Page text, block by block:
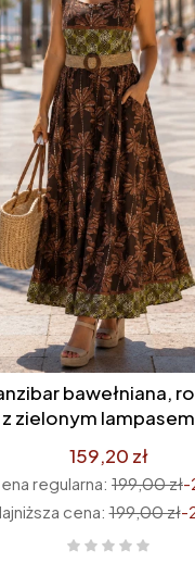
bawełniana,
zielonym
159,20 zł
regularna: 199,00 zł-
cena: 199,00 zł-